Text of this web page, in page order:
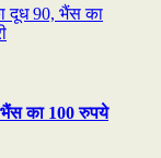
का 100 रुपये